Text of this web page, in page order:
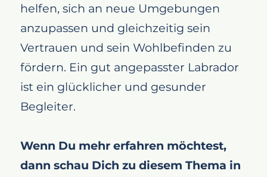
helfen, sich an neue Umgebungen
anzupassen und gleichzeitig sein
Vertrauen und sein Wohlbefinden zu
fördern. Ein gut angepasster Labrador
ist ein glücklicher und gesunder
Begleiter.
Wenn Du mehr erfahren möchtest,
dann schau Dich zu diesem Thema in